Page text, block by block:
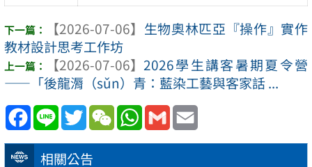
相關公告
【2026-07-06】 生物奧林匹亞『操作』實作
教材設計思考工作坊
【2026-07-06】 2026學生講客暑期夏令營
——「後龍漘（sǔn）青：藍染工藝與客家話 ...
Facebook
Line TwitterWeChatWhatsApp
Gmail